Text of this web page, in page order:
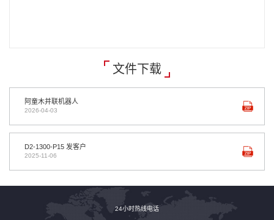
文件下载
阿童木并联机器人
2026-04-03
D2-1300-P15 发客户
2025-11-06
24小时热线电话